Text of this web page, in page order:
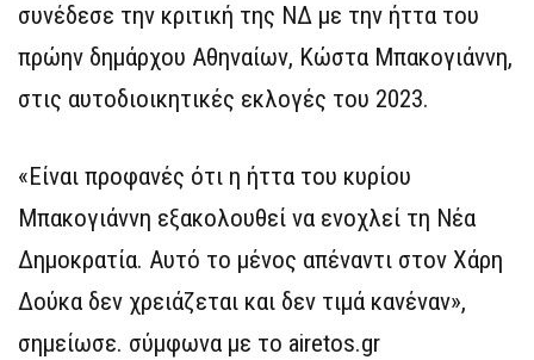
συνέδεσε την κριτική της ΝΔ με την ήττα του
πρώην δημάρχου Αθηναίων, Κώστα Μπακογιάννη,
στις αυτοδιοικητικές εκλογές του 2023.
«Είναι προφανές ότι η ήττα του κυρίου
Μπακογιάννη εξακολουθεί να ενοχλεί τη Νέα
Δημοκρατία. Αυτό το μένος απέναντι στον Χάρη
Δούκα δεν χρειάζεται και δεν τιμά κανέναν»,
σημείωσε. σύμφωνα με το airetos.gr